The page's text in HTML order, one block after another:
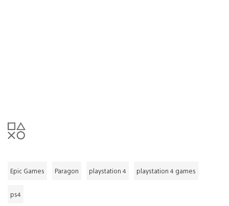
Epic Games Paragon playstation 4 playstation 4 games
ps4